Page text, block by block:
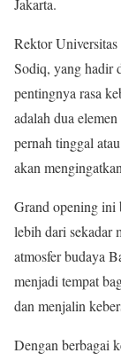
Jakarta.
Rektor
Sodiq, yang hadir
pentingnya rasa
adalah dua
pernah tinggal
akan
Grand opening ini
lebih dari sekadar
atmosfer budaya
menjadi tempat
dan menjalin
Dengan berbagai